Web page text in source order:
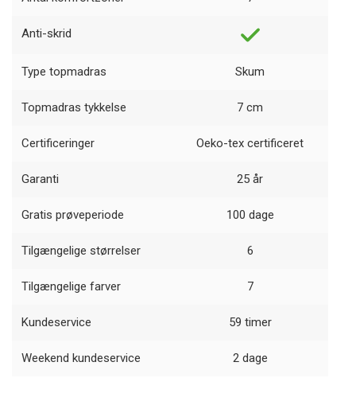
Anti-skrid
Type topmadras Skum
Topmadras tykkelse 7 cm
Certificeringer Oeko-tex certificeret
Garanti 25 år
Gratis prøveperiode 100 dage
Tilgængelige størrelser 6
Tilgængelige farver 7
Kundeservice 59 timer
Weekend kundeservice 2 dage